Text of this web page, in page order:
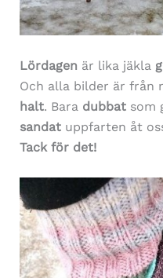
Lördagen är lika jäkla
Och alla bilder är från
halt. Bara dubbatsom
sandatuppfarten åt
Tack för det!